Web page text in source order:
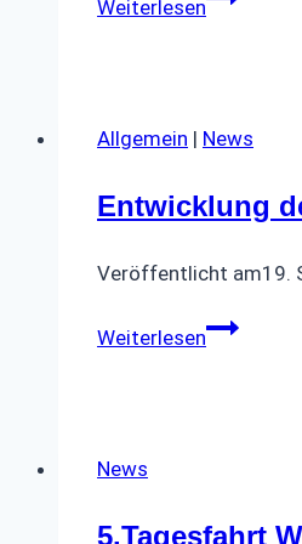
Weiterlesen
Allgemein | News
Entwicklung
Veröffentlicht am19.
WeiterlesenEntwicklung
News
5.Tagesfahrt